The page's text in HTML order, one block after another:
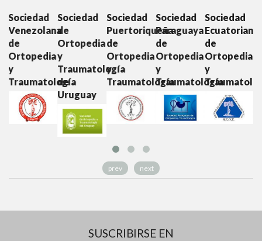
Sociedad
de
Ortopedia
y
Traumatología
de
Uruguay
Sociedad
Puertoriqueña
de
Ortopedia
y
Traumatología
Sociedad
Paraguaya
de
Ortopedia
y
Traumatología
Sociedad
Ecuatoriana
de
Ortopedia
Traumatología
Sociedad
de
Ortopedia
prev next
SUSCRIBIRSE EN